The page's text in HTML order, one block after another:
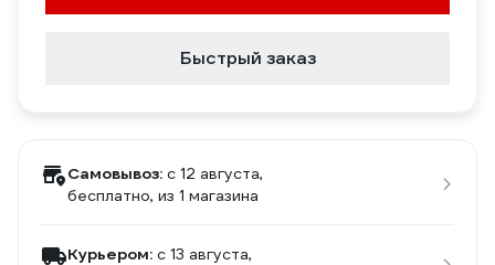
Быстрый заказ
Самовывоз: c 12 августа,
бесплатно, из 1 магазина
Курьером: c 13 августа,